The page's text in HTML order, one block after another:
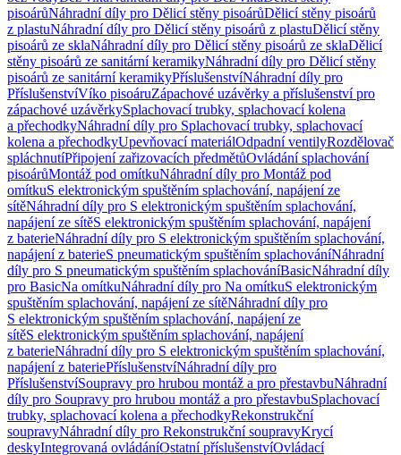
pisoárůNáhradní díly pro Dělicí stěny pisoárůDělicí stěny pisoárů
z plastuNáhradní díly pro Dělicí stěny pisoárů z plastuDělicí stěny
pisoárů ze sklaNáhradní díly pro Dělicí stěny pisoárů ze sklaDělicí
stěny pisoárů ze sanitární keramikyNáhradní díly pro Dělicí stěny
pisoárů ze sanitární keramikyPříslušenstvíNáhradní díly pro
PříslušenstvíVíko pisoáruZápachové uzávěrky a příslušenství pro
zápachové uzávěrkySplachovací trubky, splachovací kolena
a přechodkyNáhradní díly pro Splachovací trubky, splachovací
kolena a přechodkyUpevňovací materiálOdpadní ventilyRozdělovač
spláchnutíPřipojení zařizovacích předmětůOvládání splachování
pisoárůMontáž pod omítkuNáhradní díly pro Montáž pod
omítkuS elektronickým spuštěním splachování, napájení ze
sítěNáhradní díly pro S elektronickým spuštěním splachování,
napájení ze sítěS elektronickým spuštěním splachování, napájení
z baterieNáhradní díly pro S elektronickým spuštěním splachování,
napájení z baterieS pneumatickým spuštěním splachováníNáhradní
díly pro S pneumatickým spuštěním splachováníBasicNáhradní díly
pro BasicNa omítkuNáhradní díly pro Na omítkuS elektronickým
spuštěním splachování, napájení ze sítěNáhradní díly pro
S elektronickým spuštěním splachování, napájení ze
sítěS elektronickým spuštěním splachování, napájení
z baterieNáhradní díly pro S elektronickým spuštěním splachování,
napájení z bateriePříslušenstvíNáhradní díly pro
PříslušenstvíSoupravy pro hrubou montáž a pro přestavbuNáhradní
díly pro Soupravy pro hrubou montáž a pro přestavbuSplachovací
trubky, splachovací kolena a přechodkyRekonstrukční
soupravyNáhradní díly pro Rekonstrukční soupravyKrycí
deskyIntegrovaná ovládáníOstatní příslušenstvíOvládací